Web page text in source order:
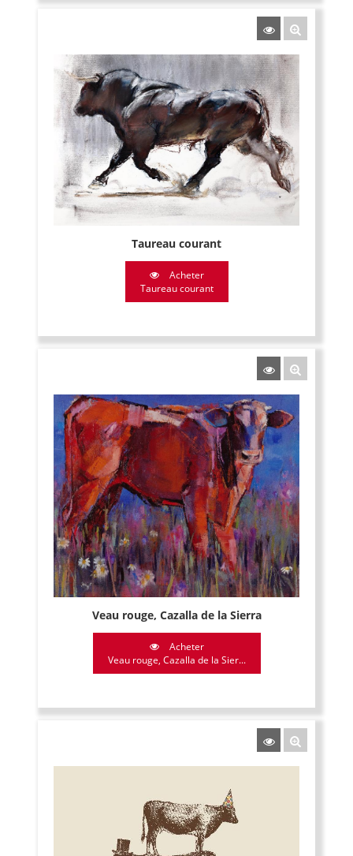
Taureau courant
Acheter
Taureau courant
Veau rouge, Cazalla de la Sierra
Acheter
Veau rouge, Cazalla de la Sier...